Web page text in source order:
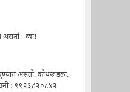
असतो - व्वा!
असतो. कोथरूडला.
: ९९२३८२०८४२